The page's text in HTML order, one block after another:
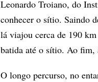
Leonardo Troiano, do
conhecer o sítio. Saindo
lá viajou cerca de 190
batida até o sítio. Ao fim,
O longo percurso, no